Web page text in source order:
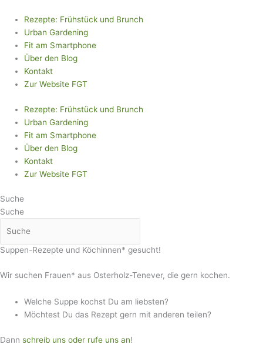
Inhalt
springen
Rezepte: Frühstück und Brunch
Urban Gardening
Fit am Smartphone
Über den Blog
Kontakt
Zur Website FGT
Rezepte: Frühstück und Brunch
Urban Gardening
Fit am Smartphone
Über den Blog
Kontakt
Zur Website FGT
Suche
Suche
Suppen-Rezepte und Köchinnen* gesucht!
Wir suchen Frauen* aus Osterholz-Tenever, die gern kochen.
Welche Suppe kochst Du am liebsten?
Möchtest Du das Rezept gern mit anderen teilen?
Dann schreib uns oder rufe uns an!